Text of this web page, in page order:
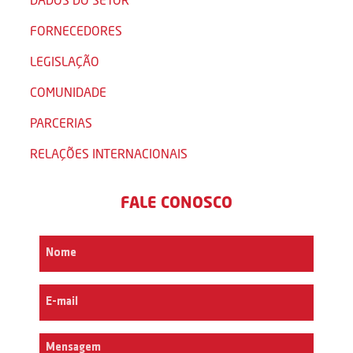
FORNECEDORES
LEGISLAÇÃO
COMUNIDADE
PARCERIAS
RELAÇÕES INTERNACIONAIS
FALE CONOSCO